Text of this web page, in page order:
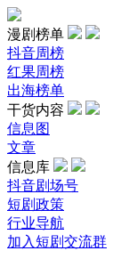
漫剧榜单
抖音周榜
红果周榜
出海榜单
干货内容
信息图
文章
信息库
抖音剧场号
短剧政策
行业导航
加入短剧交流群